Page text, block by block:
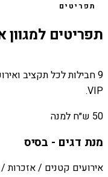
תפריטים
תפריטים למגוון
9 חבילות לכל תקציב
VIP.
50 ש״ח למנה
מנת דגים - בסיס
אירועים קטנים /